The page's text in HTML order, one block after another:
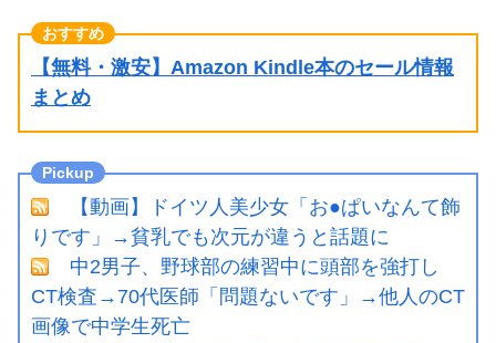
【無料・激安】Amazon Kindle本のセール情報
まとめ
【動画】ドイツ人美少女「お●ぱいなんて飾
りです」→貧乳でも次元が違うと話題に
中2男子、野球部の練習中に頭部を強打し
CT検査→70代医師「問題ないです」→他人のCT
画像で中学生死亡